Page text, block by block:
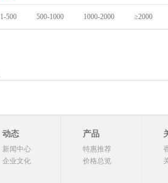
1-500 500-1000 1000-2000 ≥2000
动态
新闻中心
企业文化
产品
特惠推荐
价格总览